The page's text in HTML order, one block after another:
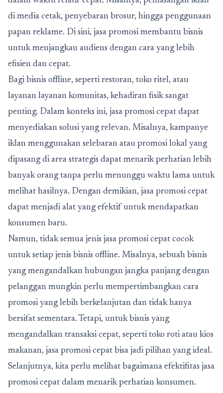
di media cetak, penyebaran brosur, hingga penggunaan
papan reklame. Di sini, jasa promosi membantu bisnis
untuk menjangkau audiens dengan cara yang lebih
efisien dan cepat.
Bagi bisnis offline, seperti restoran, toko ritel, atau
layanan layanan komunitas, kehadiran fisik sangat
penting. Dalam konteks ini, jasa promosi cepat dapat
menyediakan solusi yang relevan. Misalnya, kampanye
iklan menggunakan selebaran atau promosi lokal yang
dipasang di area strategis dapat menarik perhatian lebih
banyak orang tanpa perlu menunggu waktu lama untuk
melihat hasilnya. Dengan demikian, jasa promosi cepat
dapat menjadi alat yang efektif untuk mendapatkan
konsumen baru.
Namun, tidak semua jenis jasa promosi cepat cocok
untuk setiap jenis bisnis offline. Misalnya, sebuah bisnis
yang mengandalkan hubungan jangka panjang dengan
pelanggan mungkin perlu mempertimbangkan cara
promosi yang lebih berkelanjutan dan tidak hanya
bersifat sementara. Tetapi, untuk bisnis yang
mengandalkan transaksi cepat, seperti toko roti atau kios
makanan, jasa promosi cepat bisa jadi pilihan yang ideal.
Selanjutnya, kita perlu melihat bagaimana efektifitas jasa
promosi cepat dalam menarik perhatian konsumen.